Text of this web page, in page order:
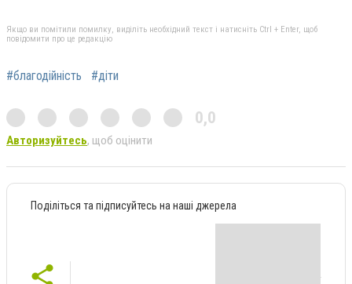
Якщо ви помітили помилку, виділіть необхідний текст і натисніть Ctrl + Enter, щоб
повідомити про це редакцію
#благодійність #діти
0,0
Авторизуйтесь, щоб оцінити
Поділіться та підписуйтесь на наші джерела